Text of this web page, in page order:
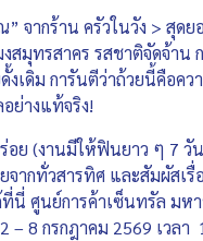
จากร้าน ครัวในวัง > สุด
สมุทรสาคร รสชาติจัดจ้าน
งเดิม การันตีว่าถ้วยนี้คือคว
ย่างแท้จริง!
ย (งานมีให้ฟินยาว ๆ 7 วั
ากทั่วสารทิศ และสัมผัสเรื่
ศูนย์การค้าเซ็นทรัล มห
– 8 กรกฎาคม 2569 เวลา